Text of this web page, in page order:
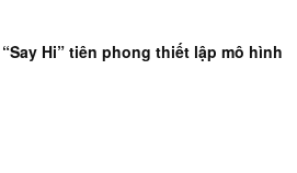
Hi” tiên phong thiết lập mô hình